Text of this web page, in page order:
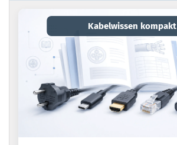
Kabelwissen kompakt